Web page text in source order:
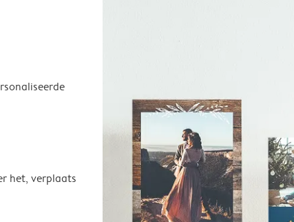
het, verplaats